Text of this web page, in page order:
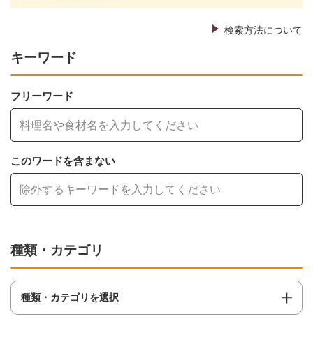
検索方法について
キーワード
フリーワード
このワードを含まない
種類・カテゴリ
種類・カテゴリを選択